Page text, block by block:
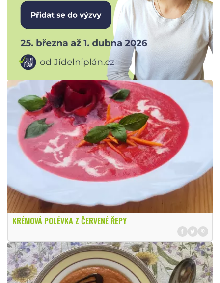
KRÉMOVÁ POLÉVKA Z ČERVENÉ ŘEPY